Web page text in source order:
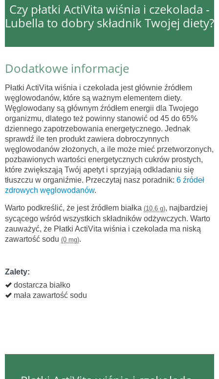
Czy płatki ActiVita wiśnia i czekolada -
Lubella to dobry składnik Twojej diety?
Dodatkowe informacje
Płatki ActiVita wiśnia i czekolada jest głównie źródłem
węglowodanów, które są ważnym elementem diety.
Węglowodany są głównym źródłem energii dla Twojego
organizmu, dlatego też powinny stanowić od 45 do 65%
dziennego zapotrzebowania energetycznego. Jednak
sprawdź ile ten produkt zawiera dobroczynnych
węglowodanów złożonych, a ile może mieć przetworzonych,
pozbawionych wartości energetycznych cukrów prostych,
które zwiększąją Twój apetyt i sprzyjają odkladaniu się
tłuszczu w organiźmie. Przeczytaj nasz poradnik: 6 źródeł
zdrowych węglowodanów.
Warto podkreślić, że jest źródłem białka (10.6 g), najbardziej
sycącego wśród wszystkich składników odżywczych. Warto
zauważyć, że Płatki ActiVita wiśnia i czekolada ma niską
zawartość sodu (0 mg).
Zalety:
dostarcza białko
mała zawartość sodu